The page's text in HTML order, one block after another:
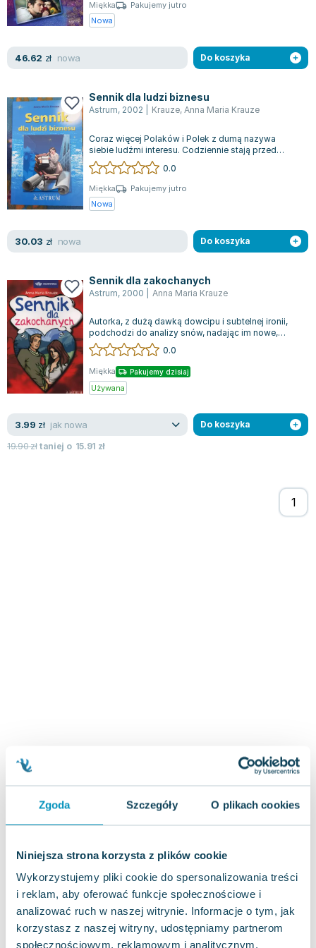
Zgoda Szczegóły O plikach cookies
Niniejsza strona korzysta z plików cookie
Wykorzystujemy pliki cookie do spersonalizowania treści
i reklam, aby oferować funkcje społecznościowe i
analizować ruch w naszej witrynie. Informacje o tym, jak
korzystasz z naszej witryny, udostępniamy partnerom
społecznościowym, reklamowym i analitycznym.
Książki o naukach politycznych dla studentów
Książki do nauk społecznych dla studentów
Prawo - książki dla studentów
Technologia żywności - książki
Zarządzanie i marketing - książki
Nauka języków obcych - książki
Podręczniki dla nauczycieli - metodyka
Repetytoria, testy i materiały pomocnicze
Bolesław Prus
Wanda Chotomska
Clive Staples Lewis
Martyna Wojciechowska
Melissa De la Cruz
Blanka Lipińska
Jaś Kapela
Agatha Christie
Witold Gadowski
Marcin Kowalczyk
Joanna Jabłczyńska
Piotr Kościelny
Jan Piński
Zygmunt Freud
Agata Passent
Michel Moran
Maciej Orłoś
Katarzyna Miller
Antoine de Saint Exupery
Joanna Racewicz
Maria Seweryn
Janina Zającówna
Eric Helms
Nela Mała Reporterka
Agnieszka Maciąg
Barbara Wrzesińska
Terry Pratchett
Virginia Woolf
Miękka
Pakujemy jutro
Nowa
46.62 zł nowa Do koszyka
Sennik dla ludzi biznesu
Astrum, 2002 Krauze, Anna Maria Krauze
Coraz więcej Polaków i Polek z dumą nazywa
siebie ludźmi interesu. Codziennie stają przed
lustrem, by przypomnieć sobie, kim są. P...
0.0
Miękka
Pakujemy jutro
Nowa
30.03 zł nowa Do koszyka
Sennik dla zakochanych
Astrum, 2000 Anna Maria Krauze
Autorka, z dużą dawką dowcipu i subtelnej ironii,
podchodzi do analizy snów, nadając im nowe,
nieoczywiste znaczenia.
0.0
Miękka Pakujemy dzisiaj
Używana
3.99 zł jak nowa
19.90złtaniej o 15.91 zł
Do koszyka